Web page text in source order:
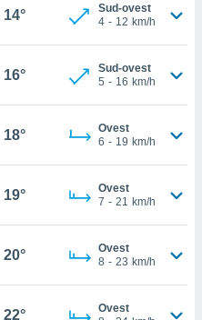
14°
Sud-ovest
4 - 12 km/h
16°
Sud-ovest
5 - 16 km/h
18°
Ovest
6 - 19 km/h
19°
Ovest
7 - 21 km/h
20°
Ovest
8 - 23 km/h
22°
Ovest